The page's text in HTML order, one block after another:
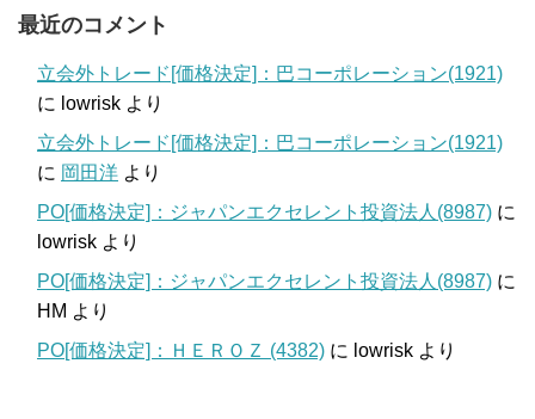
最近のコメント
立会外トレード[価格決定]：巴コーポレーション(1921)
に lowrisk より
立会外トレード[価格決定]：巴コーポレーション(1921)
に 岡田洋 より
PO[価格決定]：ジャパンエクセレント投資法人(8987) に
lowrisk より
PO[価格決定]：ジャパンエクセレント投資法人(8987) に
HM より
PO[価格決定]：ＨＥＲＯＺ (4382) に lowrisk より